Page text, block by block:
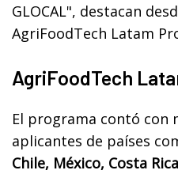
GLOCAL", destacan
AgriFoodTech Latam
AgriFoodTech
El programa contó con
aplicantes de países
Chile, México, Costa